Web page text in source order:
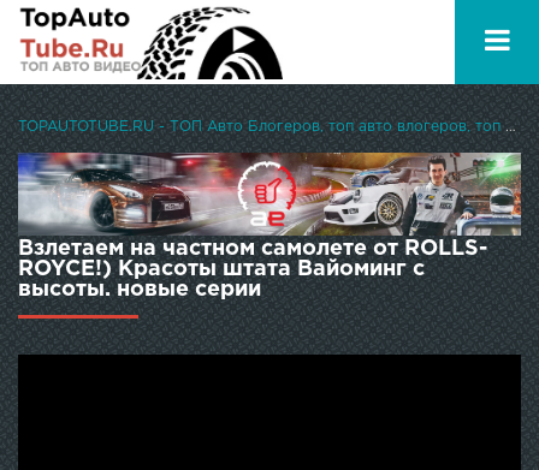
TOPAUTOTUBE.RU - ТОП Авто Блогеров, топ авто влогеров, топ авто ютуберов
Взлетаем на частном самолете от ROLLS-
ROYCE!) Красоты штата Вайоминг с
высоты. новые серии